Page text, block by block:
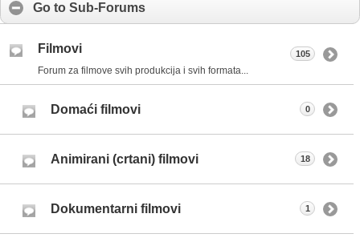
Go to Sub-Forums
Filmovi
Forum za filmove svih produkcija i svih formata...
105
Domaći filmovi 0
Animirani (crtani) filmovi 18
Dokumentarni filmovi 1